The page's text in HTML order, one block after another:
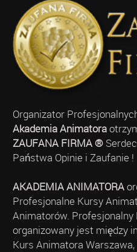
Organizator
Akademia Animatora
ZAUFANA FIRMA ®
Państwa Opinie i Zaufanie !
AKADEMIA ANIMATORA
Profesjonalne Kursy
Animatorów.
organizowany jest między
Kurs Animatora